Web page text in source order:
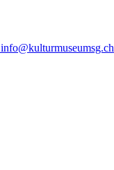
info@kulturmuseumsg.ch